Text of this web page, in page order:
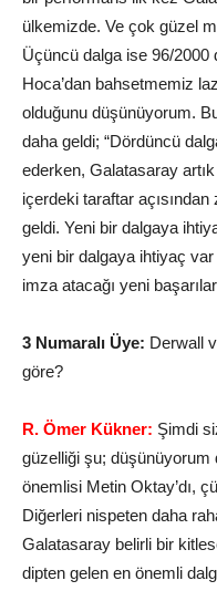
ülkemizde. Ve çok güzel
Üçüncü dalga ise 96/2000
Hoca’dan bahsetmemiz
olduğunu düşünüyorum.
daha geldi; “Dördüncü
ederken, Galatasaray
içerdeki taraftar
geldi. Yeni bir dalgaya
yeni bir dalgaya ihtiyaç
imza atacağı yeni
3 Numaralı Üye: Derwall
göre?
R. Ömer Kükner: Şimdi
güzelliği şu; düşünüyorum
önemlisi Metin Oktay’dı,
Diğerleri nispeten daha
Galatasaray belirli bir
dipten gelen en önemli